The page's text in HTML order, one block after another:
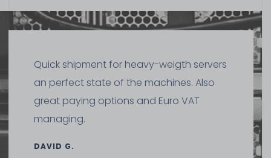
Quick shipment for heavy-weigth servers
an perfect state of the machines. Also
great paying options and Euro VAT
managing.
DAVID G.